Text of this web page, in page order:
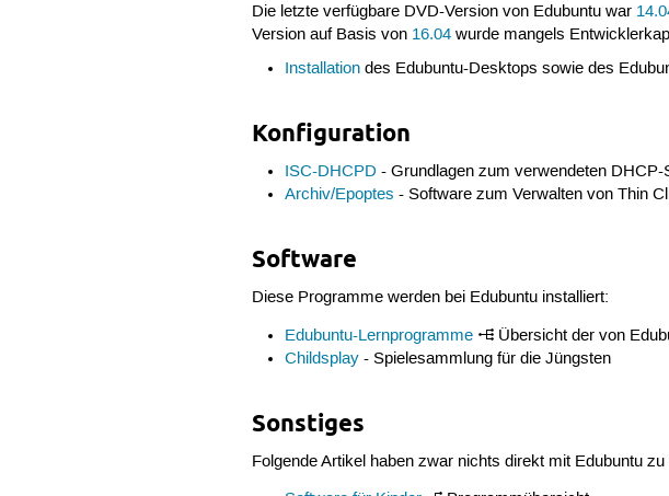
Die letzte verfügbare DVD-Version von Edubuntu war
Version auf Basis von 16.04 wurde mangels
Installationdes Edubuntu-Desktops sowie des
Konfiguration
ISC-DHCPD - Grundlagen zum verwendeten DHCP-
Archiv/Epoptes - Software zum Verwalten von Thin
Software
Diese Programme werden bei Edubuntu installiert:
Edubuntu-Lernprogramme
Übersicht der von
Childsplay- Spielesammlung für die Jüngsten
Sonstiges
Folgende Artikel haben zwar nichts direkt mit Edubuntu